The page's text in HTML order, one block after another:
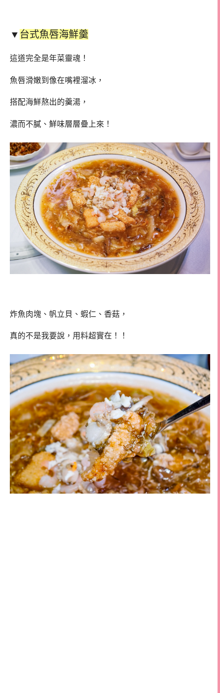
▼ 台式魚唇海鮮羹
這道完全是年菜靈魂！
魚唇滑嫩到像在嘴裡溜冰，
搭配海鮮熬出的羹湯，
濃而不膩、鮮味層層疊上來！
炸魚肉塊、帆立貝、蝦仁、香菇，
真的不是我要說，用料超實在！！